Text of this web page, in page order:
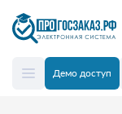
Демо доступ